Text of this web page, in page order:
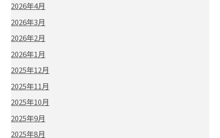
2026年4月
2026年3月
2026年2月
2026年1月
2025年12月
2025年11月
2025年10月
2025年9月
2025年8月